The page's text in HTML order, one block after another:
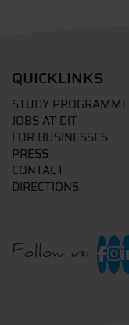
QUICKLINKS
STUDY
JOBS AT DIT
FOR BUSINESSES
PRESS
CONTACT
DIRECTIONS
Follow us: